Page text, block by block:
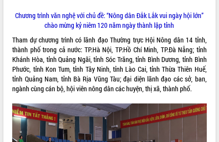
Chương trình văn nghệ với chủ đề: “Nông dân Đắk Lắk vui ngày hội lớn”
chào mừng kỷ niêm 120 năm ngày thành lập tỉnh
Tham dự chương trình có lãnh đạo Thường trực Hội Nông dân 14 tỉnh,
thành phố trong cả nước: TP.Hà Nội, TP.Hồ Chí Minh, TP.Đà Nẵng; tỉnh
Khánh Hòa, tỉnh Quảng Ngãi, tỉnh Sóc Trăng, tỉnh Bình Dương, tỉnh Bình
Phước, tỉnh Kon Tum, tỉnh Tây Ninh, tỉnh Lào Cai, tỉnh Thừa Thiên Huế,
tỉnh Quảng Nam, tỉnh Bà Rịa Vũng Tàu; đại diện lãnh đạo các sở, ban,
ngành cùng cán bộ, hội viên nông dân các huyện, thị xã, thành phố.